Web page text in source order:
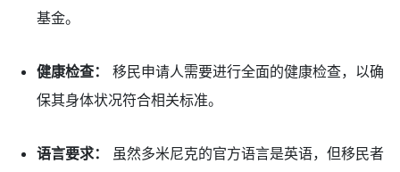
基金。
健康检查：
移民申请人需要进行全面的健康检查，以确
保其身体状况符合相关标准。
语言要求：
虽然多米尼克的官方语言是英语，但移民者